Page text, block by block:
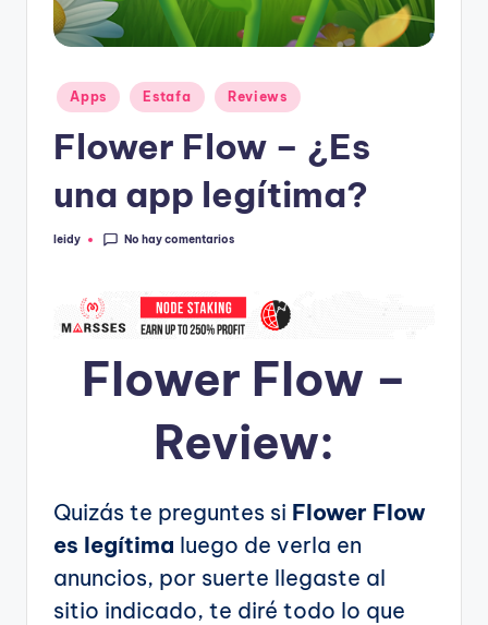
Publicado
en
Apps Estafa Reviews
Flower Flow – ¿Es
una app legítima?
Publicado
leidy No hay comentarios
Flower Flow –
Review:
Quizás te preguntes si Flower Flow
es legítima luego de verla en
anuncios, por suerte llegaste al
sitio indicado, te diré todo lo que